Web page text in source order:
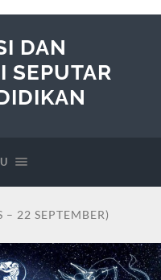
DAN
SEPUTAR
– 22 SEPTEMBER)